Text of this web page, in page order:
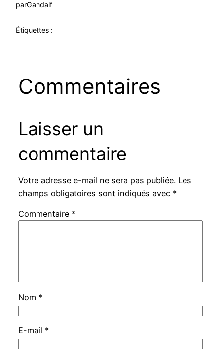
parGandalf
Étiquettes :
Commentaires
Laisser un
commentaire
Votre adresse e-mail ne sera pas publiée. Les
champs obligatoires sont indiqués avec *
Commentaire *
Nom *
E-mail *